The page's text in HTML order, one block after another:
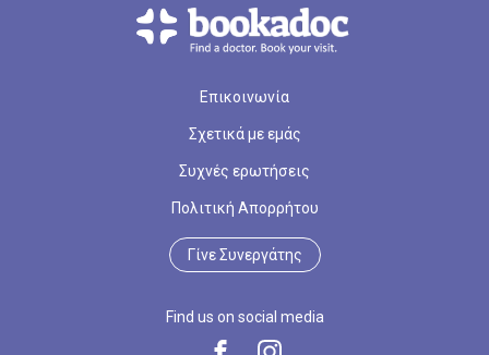
Επικοινωνία
Σχετικά με εμάς
Συχνές ερωτήσεις
Πολιτική Απορρήτου
Γίνε Συνεργάτης
Find us on social media